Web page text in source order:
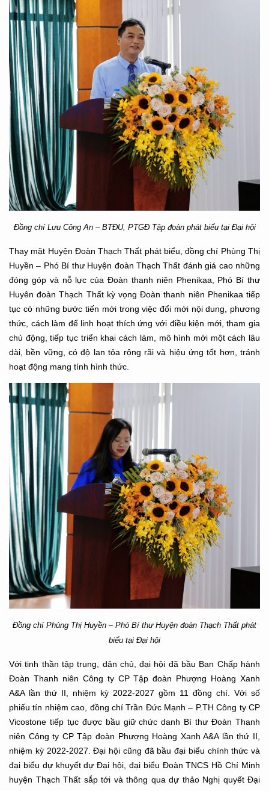
Đồng chí Lưu Công An – BTĐU, PTGĐ Tập đoàn phát biểu tại Đại hội
Thay mặt Huyện Đoàn Thạch Thất phát biểu, đồng chí Phùng Thị
Huyền – Phó Bí thư Huyện đoàn Thạch Thất đánh giá cao những
đóng góp và nỗ lực của Đoàn thanh niên Phenikaa, Phó Bí thư
Huyên đoàn Thạch Thất kỳ vọng Đoàn thanh niên Phenikaa tiếp
tục có những bước tiến mới trong việc đổi mới nội dung, phương
thức, cách làm để linh hoạt thích ứng với điều kiện mới, tham gia
chủ động, tiếp tục triển khai cách làm, mô hình mới một cách lâu
dài, bền vững, có độ lan tỏa rộng rãi và hiệu ứng tốt hơn, tránh
hoạt động mang tính hình thức.
Đồng chí Phùng Thị Huyền – Phó Bí thư Huyện đoàn Thạch Thất phát
biểu tại Đại hội
Với tinh thần tập trung, dân chủ, đại hội đã bầu Ban Chấp hành
Đoàn Thanh niên Công ty CP Tập đoàn Phượng Hoàng Xanh
A&A lần thứ II, nhiệm kỳ 2022-2027 gồm 11 đồng chí. Với số
phiếu tín nhiệm cao, đồng chí Trần Đức Mạnh – P.TH Công ty CP
Vicostone tiếp tục được bầu giữ chức danh Bí thư Đoàn Thanh
niên Công ty CP Tập đoàn Phượng Hoàng Xanh A&A lần thứ II,
nhiệm kỳ 2022-2027. Đại hội cũng đã bầu đại biểu chính thức và
đại biểu dự khuyết dự Đại hội, đại biểu Đoàn TNCS Hồ Chí Minh
huyện Thạch Thất sắp tới và thông qua dự thảo Nghị quyết Đại